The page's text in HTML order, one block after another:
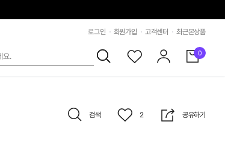
로그인 회원가입 고객센터 최근본상품
0
검색 2 공유하기